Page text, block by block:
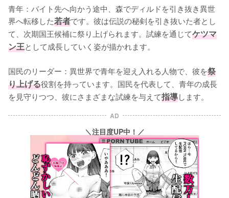
青年：バイト先へ向かう途中、森でディルドを引き抜き異世
界へ転移した若者です。彼は伝説の秘剣を引き抜いた者とし
て、次期国王候補に祭り上げられます。試練を通じてケツマ
ン王として成長していく姿が描かれます。
国民のリーダー：異世界で青年を迎え入れる人物で、彼を祭
り上げる役割を持っています。国民を代表して、青年の成長
を見守りつつ、彼にさまざまな試練を与えて指導します。
AD
＼注目度UP中！／